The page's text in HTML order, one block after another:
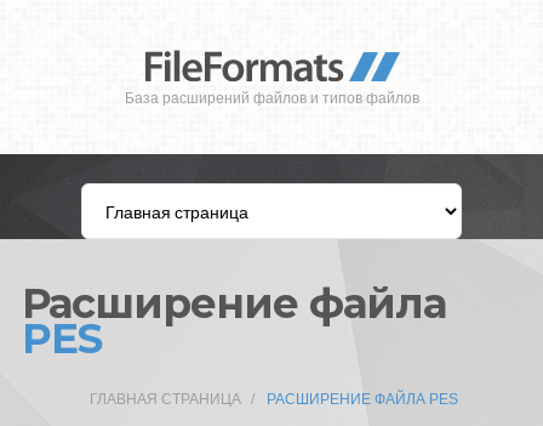
База расширений файлов и типов файлов
Расширение файла
PES
ГЛАВНАЯ СТРАНИЦА РАСШИРЕНИЕ ФАЙЛА PES